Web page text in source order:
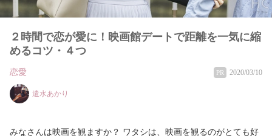
２時間で恋が愛に！映画館デートで距離を一気に縮
めるコツ・４つ
恋愛 PR 2020/03/10
遣水あかり
みなさんは映画を観ますか？ ワタシは、映画を観るのがとても好